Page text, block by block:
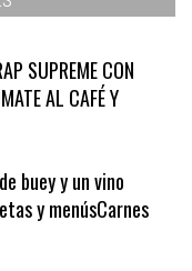
SUPREME CON
AL CAFÉ Y
buey y un vino
y menúsCarnes